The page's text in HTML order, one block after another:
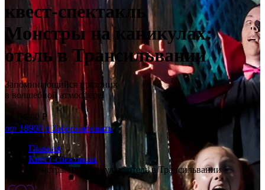
квест-спектакль
Монстры на каникулах:
отель в Трансильвании
Запоминающийся праздник
в волшебной атмосфере!
от 18900 ₽
от 18900 р Забронировать
Главная
Квест-спектакли
Монстры на каникулах: отель в Трансильвании